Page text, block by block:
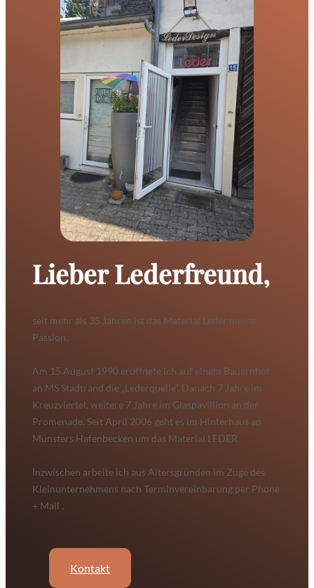
Lieber Lederfreund,
seit mehr als 35 Jahren ist das Material Leder meine
Passion.
Am 15.August 1990 eröffnete ich auf einem Bauernhof
an MS Stadtrand die „Lederquelle“. Danach 7 Jahre im
Kreuzviertel, weitere 7 Jahre im Glaspavillion an der
Promenade. Seit April 2006 geht es im Hinterhaus an
Münsters Hafenbecken um das Material LEDER.
Inzwischen arbeite ich aus Altersgründen im Zuge des
Kleinunternehmens nach Terminvereinbarung per Phone
+ Mail .
Kontakt